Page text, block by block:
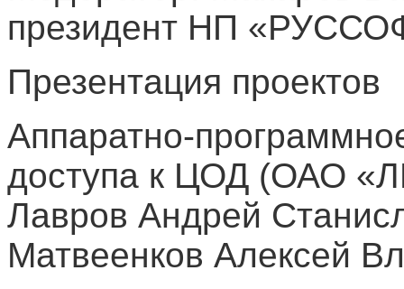
президент НП
Презентация проектов
Аппаратно-
доступа к ЦОД (ОАО
Лавров Андрей
Матвеенков Алексей